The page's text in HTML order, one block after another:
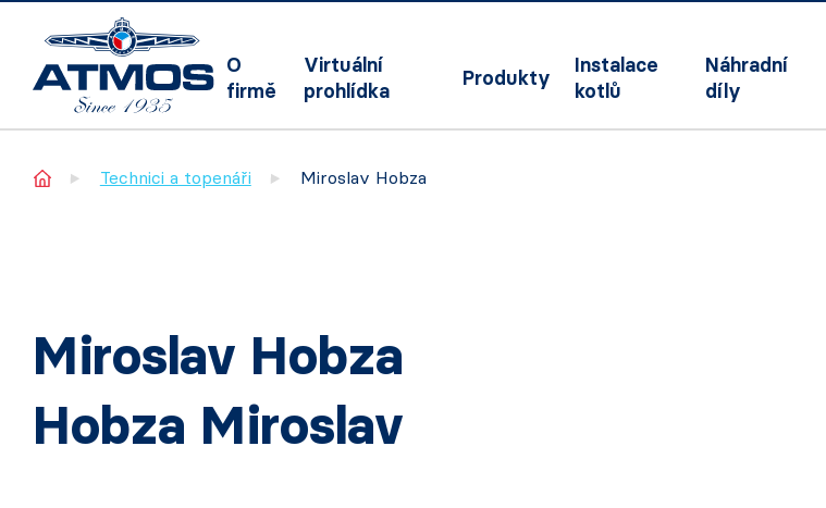
O
firmě
Virtuální
prohlídka
Produkty
Instalace
kotlů
Náhradní
díly
Home Technici a topenáři Miroslav Hobza
Miroslav Hobza
Hobza Miroslav